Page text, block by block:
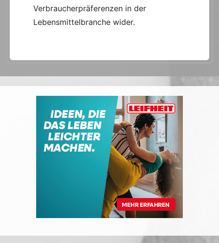
Verbraucherpräferenzen in der
Lebensmittelbranche wider.